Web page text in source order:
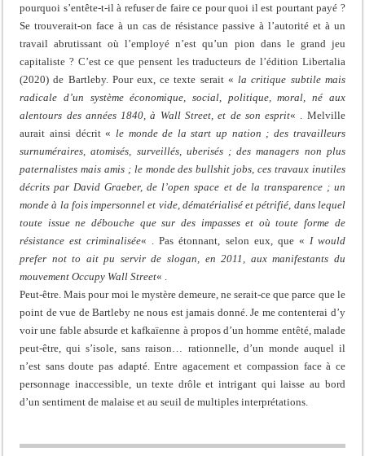
pourquoi s’entête-t-il à refuser de faire ce pour quoi il est pourtant payé ?
Se trouverait-on face à un cas de résistance passive à l’autorité et à un
travail abrutissant où l’employé n’est qu’un pion dans le grand jeu
capitaliste ? C’est ce que pensent les traducteurs de l’édition Libertalia
(2020) de Bartleby. Pour eux, ce texte serait «la critique subtile mais
radicale d’un système économique, social, politique, moral, né aux
alentours des années 1840, à Wall Street, et de son esprit« . Melville
aurait ainsi décrit « le monde de la start up nation ; des travailleurs
surnuméraires, atomisés, surveillés, uberisés ; des managers non plus
paternalistes mais amis ; le monde des bullshit jobs, ces travaux inutiles
décrits par David Graeber, de l’open space et de la transparence ; un
monde à la fois impersonnel et vide, dématérialisé et pétrifié, dans lequel
toute issue ne débouche que sur des impasses et où toute forme de
résistance est criminalisée« . Pas étonnant, selon eux, que « I would
prefer not to ait pu servir de slogan, en 2011, aux manifestants du
mouvement Occupy Wall Street« .
Peut-être. Mais pour moi le mystère demeure, ne serait-ce que parce que le
point de vue de Bartleby ne nous est jamais donné. Je me contenterai d’y
voir une fable absurde et kafkaïenne à propos d’un homme entêté, malade
peut-être, qui s’isole, sans raison… rationnelle, d’un monde auquel il
n’est sans doute pas adapté. Entre agacement et compassion face à ce
personnage inaccessible, un texte drôle et intrigant qui laisse au bord
d’un sentiment de malaise et au seuil de multiples interprétations.